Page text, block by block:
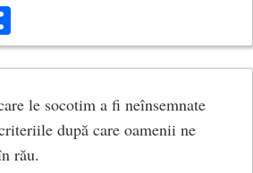
le socotim a fi neînsemnate
după care oamenii ne
rău.